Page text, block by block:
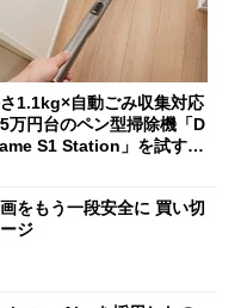
1.1kg×自動ごみ収集対応
万円台のペン型掃除機「D
S1 Station」を試す
をもう一段安全に 買い切
ジ